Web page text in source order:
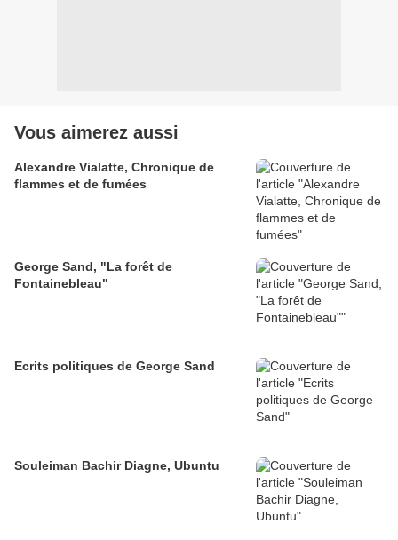
Vous aimerez aussi
Alexandre Vialatte, Chronique de
flammes et de fumées
George Sand, "La forêt de
Fontainebleau"
Ecrits politiques de George Sand
Souleiman Bachir Diagne, Ubuntu